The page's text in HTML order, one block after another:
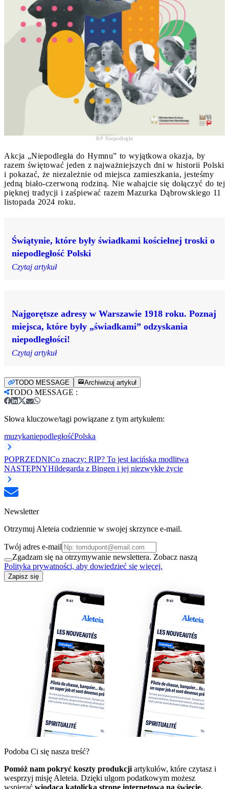
BP Niepodległa
Akcja „Niepodległa do Hymnu” to wyjątkowa okazja, by
razem świętować jeden z najważniejszych dni w historii Polski
i pokazać, że niezależnie od miejsca zamieszkania, jesteśmy
jedną biało-czerwoną rodziną. Nie wahajcie się dołączyć do tej
pięknej tradycji i zaśpiewać razem Mazurka Dąbrowskiego 11
listopada 2024 roku.
Świątynie, które były świadkami kościelnej troski o
niepodległość Polski
Czytaj artykuł
Najgorętsze adresy w Warszawie 1918 roku. Poznaj
miejsca, które były „świadkami” odzyskania
niepodległości!
Czytaj artykuł
TODO MESSAGE Archiwizuj artykuł
TODO MESSAGE :
Słowa kluczowe/tagi powiązane z tym artykułem:
muzykaniepodległośćPolska
POPRZEDNICo znaczy: RIP? To jest łacińska modlitwa
NASTĘPNYHildegarda z Bingen i jej niezwykłe życie
Newsletter
Otrzymuj Aleteia codziennie w swojej skrzynce e-mail.
Twój adres e-mail
Zgadzam się na otrzymywanie newslettera. Zobacz naszą
Polityka prywatności, aby dowiedzieć się więcej.
Zapisz się
Podoba Ci się nasza treść?
Pomóż nam pokryć koszty produkcji artykułów, które czytasz i
wesprzyj misję Aleteia. Dzięki ulgom podatkowym możesz
wspierać wiodącą katolicką stronę internetową na świecie,